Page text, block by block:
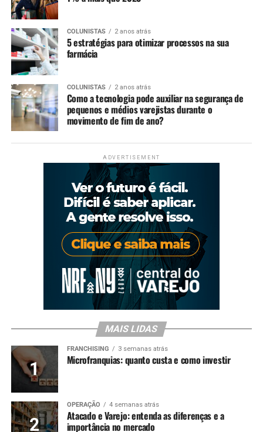
COLUNISTAS 2 anos atrás
5 estratégias para otimizar processos na sua
farmácia
COLUNISTAS 2 anos atrás
Como a tecnologia pode auxiliar na segurança de
pequenos e médios varejistas durante o
movimento de fim de ano?
ADVERTISEMENT
MAIS LIDAS
FRANCHISING 3 semanas atrás
Microfranquias: quanto custa e como investir
OPERAÇÃO 4 semanas atrás
Atacado e Varejo: entenda as diferenças e a
importância no mercado